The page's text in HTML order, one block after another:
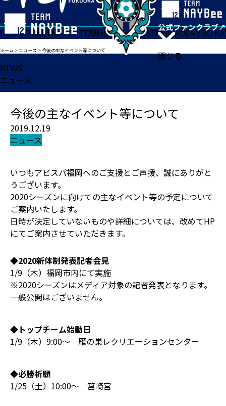
閉じる
HOMETICKETMATCHTEAMNEWSGOODSFANACADEMY
ホーム >ニュース >今後の主なイベント等について
NEWS
ニュース
今後の主なイベント等について
2019.12.19
ニュース
いつもアビスパ福岡へのご支援とご声援、誠にありがと
うございます。
2020シーズンに向けての主なイベント等の予定について
ご案内いたします。
日時が決定していないものや詳細については、改めてHP
にてご案内させていただきます。
◆2020新体制発表記者会見
1/9（木）福岡市内にて実施
※2020シーズンはメディア対象の記者発表となります。
一般公開はございません。
◆トップチーム始動日
1/9（木）9:00～ 雁の巣レクリエーションセンター
◆必勝祈願
1/25（土）10:00～ 筥崎宮